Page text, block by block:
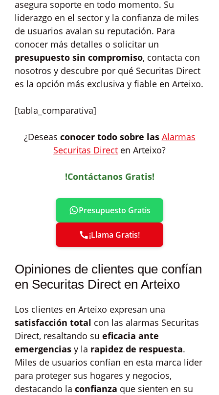
asegura soporte en todo momento. Su
liderazgo en el sector y la confianza de miles
de usuarios avalan su reputación. Para
conocer más detalles o solicitar un
presupuesto sin compromiso, contacta con
nosotros y descubre por qué Securitas Direct
es la opción más exclusiva y fiable en Arteixo.
[tabla_comparativa]
¿Deseas conocer todo sobre las Alarmas
Securitas Direct en Arteixo?
!Contáctanos Gratis!
Presupuesto Gratis
¡Llama Gratis!
Opiniones de clientes que confían
en Securitas Direct en Arteixo
Los clientes en Arteixo expresan una
satisfacción total con las alarmas Securitas
Direct, resaltando su eficacia ante
emergencias y la rapidez de respuesta.
Miles de usuarios confían en esta marca líder
para proteger sus hogares y negocios,
destacando la confianza que sienten en su